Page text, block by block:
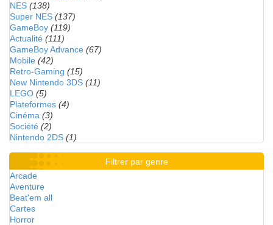
NES (138)
Super NES (137)
GameBoy (119)
Actualité (111)
GameBoy Advance (67)
Mobile (42)
Retro-Gaming (15)
New Nintendo 3DS (11)
LEGO (5)
Plateformes (4)
Cinéma (3)
Société (2)
Nintendo 2DS (1)
Filtrer par genre
Arcade
Aventure
Beat'em all
Cartes
Horror